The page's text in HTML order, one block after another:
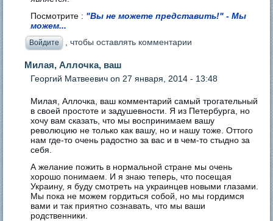
Посмотрите : "Вы не можете представить!" - Мы
можем...
Войдите , чтобы оставлять комментарии
Милая, Аллочка, ваш
Георгий Матвеевич on 27 января, 2014 - 13:48
Милая, Аллочка, ваш комментарий самый трогательный
в своей простоте и задушевности. Я из Петербурга, но
хочу вам сказать, что мы воспринимаем вашу
революцию не только как вашу, но и нашу тоже. Оттого
нам где-то очень радостно за вас и в чем-то стыдно за
себя.
А желание пожить в нормальной стране мы очень
хорошо понимаем. И я знаю теперь, что посещая
Украину, я буду смотреть на украинцев новыми глазами.
Мы пока не можем гордиться собой, но мы гордимся
вами и так приятно сознавать, что мы ваши
родственники.